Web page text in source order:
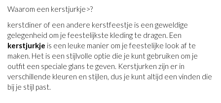
Waarom een kerstjurkje>?
kerstdiner of een andere kerstfeestje is een geweldige
gelegenheid om je feestelijkste kleding te dragen Een
kerstjurkje is een leuke manier om je feestelijke look af te
maken Het is een stijlvolle optie die je kuntgebruiken om je
outfit een speciale glans te geven Kerstjurken zijn er in
verschillende kleuren en stijlen dus je kunt altijd een vinden die
bij je stijl past